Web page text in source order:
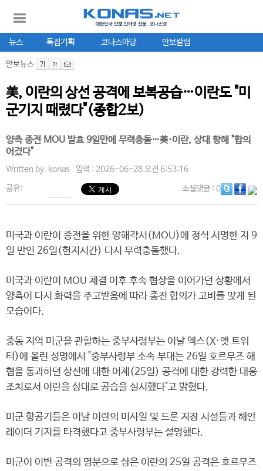
뉴스 특집기획 코나스마당 안보칼럼
안보뉴스
美, 이란의 상선 공격에 보복공습…이란도 "미
군기지 때렸다"(종합2보)
양측 종전 MOU 발효 9일만에 무력충돌…美·이란, 상대 향해 "합의
어겼다"
Written by. konas 입력 : 2026-06-28 오전 6:53:16
공유: 소셜댓글: 0
미국과 이란이 종전을 위한 양해각서(MOU)에 정식 서명한 지 9
일 만인 26일(현지시간) 다시 무력충돌했다.
미국과 이란이 MOU 체결 이후 후속 협상을 이어가던 상황에서
양측이 다시 화력을 주고받음에 따라 종전 합의가 고비를 맞게 된
모습이다.
중동 지역 미군을 관할하는 중부사령부는 이날 엑스(X·옛 트위
터)에 올린 성명에서 "중부사령부 소속 부대는 26일 호르무즈 해
협을 통과하던 상선에 대한 어제(25일) 공격에 대한 강력한 대응
조치로서 이란을 상대로 공습을 실시했다"고 밝혔다.
미군 항공기들은 이날 이란의 미사일 및 드론 저장 시설들과 해안
레이더 기지를 타격했다고 중부사령부는 설명했다.
미군이 이번 공격의 명분으로 삼은 이란의 25일 공격은 호르무즈